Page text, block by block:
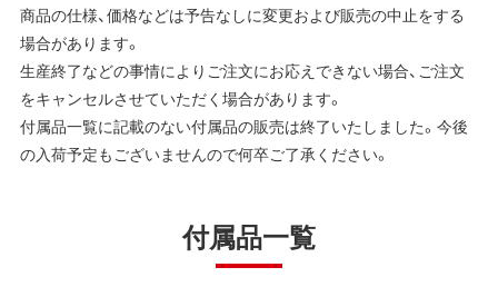
商品の仕様、価格などは予告なしに変更および販売の中止をする
場合があります。
生産終了などの事情によりご注文にお応えできない場合、ご注文
をキャンセルさせていただく場合があります。
付属品一覧に記載のない付属品の販売は終了いたしました。今後
の入荷予定もございませんので何卒ご了承ください。
付属品一覧